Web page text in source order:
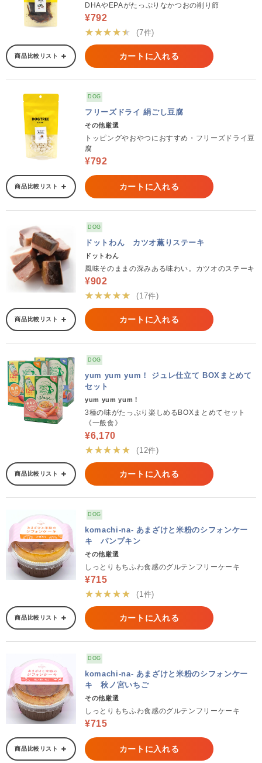
DHAやEPAがたっぷりなかつおの削り節
¥792
★★★★★
(7件)
商品比較リスト カートに入れる
DOG
フリーズドライ 絹ごし豆腐
その他厳選
トッピングやおやつにおすすめ・フリーズドライ豆
腐
¥792
商品比較リスト カートに入れる
DOG
ドットわん カツオ薫りステーキ
ドットわん
風味そのままの深みある味わい。カツオのステーキ
¥902
★★★★★
(17件)
商品比較リスト カートに入れる
DOG
yum yum yum！ ジュレ仕立て BOXまとめて
セット
yum yum yum！
3種の味がたっぷり楽しめるBOXまとめてセット
《一般食》
¥6,170
★★★★★
(12件)
商品比較リスト カートに入れる
DOG
komachi-na- あまざけと米粉のシフォンケー
キ パンプキン
その他厳選
しっとりもちふわ食感のグルテンフリーケーキ
¥715
★★★★★
(1件)
商品比較リスト カートに入れる
DOG
komachi-na- あまざけと米粉のシフォンケー
キ 秋ノ宮いちご
その他厳選
しっとりもちふわ食感のグルテンフリーケーキ
¥715
商品比較リスト カートに入れる